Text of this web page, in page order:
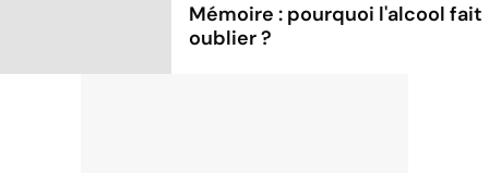
Mémoire : pourquoi l'alcool fait
oublier ?